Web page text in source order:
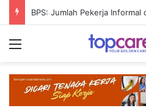
BPS: Jumlah Pekerja Informal
Menu